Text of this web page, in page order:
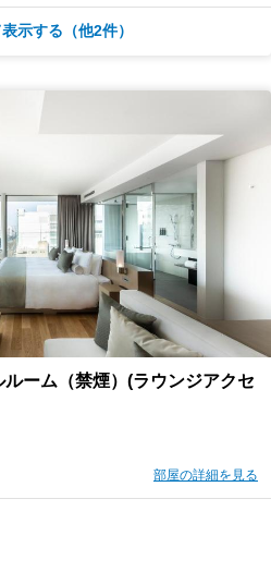
予約に進む
示する（他2件）
ーム（禁煙）(ラウンジアクセ
部屋の詳細を見る